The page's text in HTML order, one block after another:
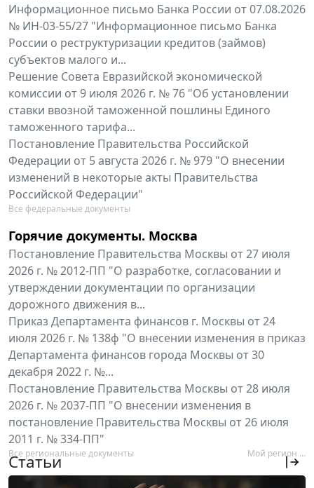
Информационное письмо Банка России от 07.08.2026
№ ИН-03-55/27 "Информационное письмо Банка
России о реструктуризации кредитов (займов)
субъектов малого и...
Решение Совета Евразийской экономической
комиссии от 9 июля 2026 г. № 76 "Об установлении
ставки ввозной таможенной пошлины Единого
таможенного тарифа...
Постановление Правительства Российской
Федерации от 5 августа 2026 г. № 979 "О внесении
изменений в некоторые акты Правительства
Российской Федерации"
Все федеральные документы
Горячие документы. Москва
Постановление Правительства Москвы от 27 июля
2026 г. № 2012-ПП "О разработке, согласовании и
утверждении документации по организации
дорожного движения в...
Приказ Департамента финансов г. Москвы от 24
июля 2026 г. № 138ф "О внесении изменения в приказ
Департамента финансов города Москвы от 30
декабря 2022 г. №...
Постановление Правительства Москвы от 28 июля
2026 г. № 2037-ПП "О внесении изменения в
постановление Правительства Москвы от 26 июля
2011 г. № 334-ПП"
Все региональные документы Мой регион ...
Статьи